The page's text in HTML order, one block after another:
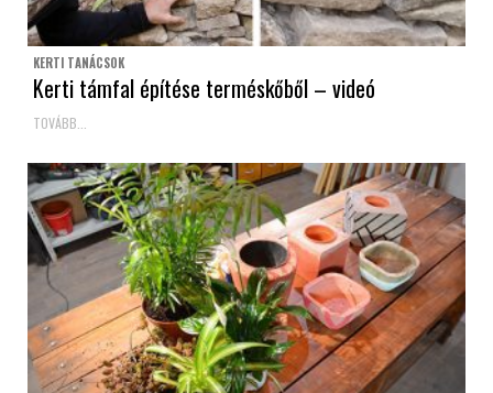
KERTI TANÁCSOK
Kerti támfal építése terméskőből – videó
TOVÁBB...